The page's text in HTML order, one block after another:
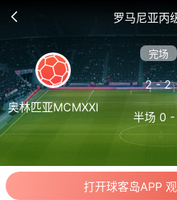
罗马尼亚丙
奥林匹亚MCMXXI
完场
2 - 2
半场 0 -
打开球客岛APP